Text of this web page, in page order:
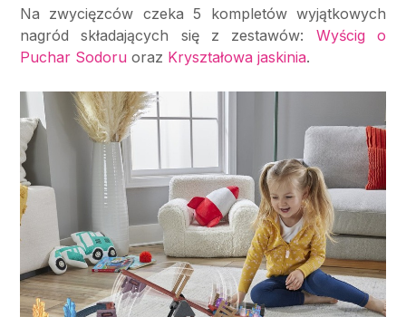
Na zwycięzców czeka 5 kompletów wyjątkowych
nagród składających się z zestawów: Wyścig o
Puchar Sodoru oraz Kryształowa jaskinia.